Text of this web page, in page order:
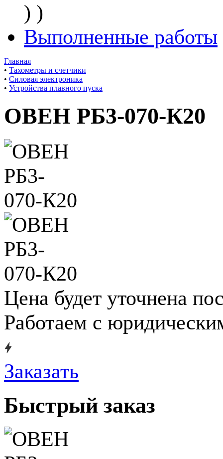
) )
Выполненные работы
Главная
• Тахометры и счетчики
• Силовая электроника
• Устройства плавного пуска
ОВЕН РБ3-070-К20
Цена будет уточнена
Работаем с
Заказать
Быстрый заказ